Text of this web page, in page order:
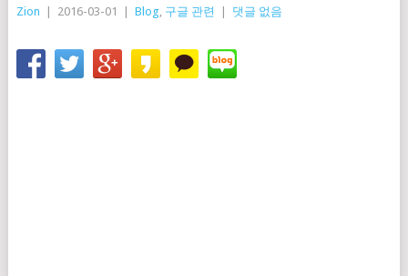
Zion 2016-03-01 Blog, 구글 관련 댓글 없음